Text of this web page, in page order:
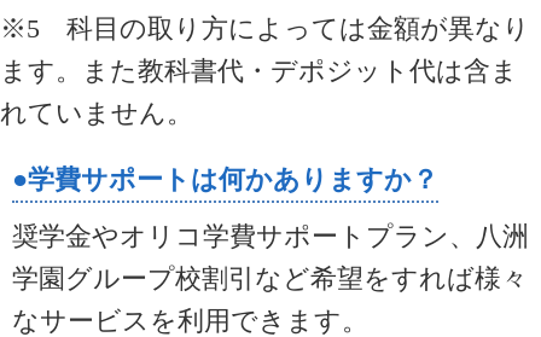
※5 科目の取り方によっては金額が異なり
ます。また教科書代・デポジット代は含ま
れていません。
●学費サポートは何かありますか？
奨学金やオリコ学費サポートプラン、八洲
学園グループ校割引など希望をすれば様々
なサービスを利用できます。